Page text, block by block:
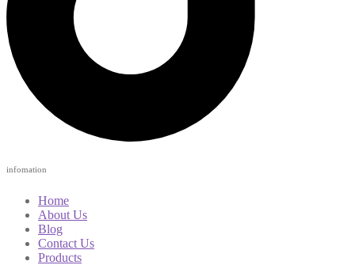
infomation
Home
About Us
Blog
Contact Us
Products